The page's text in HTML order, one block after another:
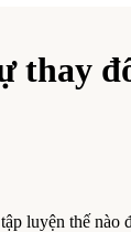
thay
luyện thế nào